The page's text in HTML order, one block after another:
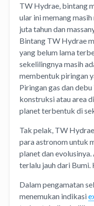
TW Hydrae, bintang
ular ini memang
juta tahun dan
Bintang TW Hydrae
yang belum lama
sekelilingnya masih
membentuk piringan
Piringan gas dan
konstruksi atau area
planet terbentuk di
Tak pelak, TW
para astronom untuk
planet dan
terlalu jauh dari Bumi.
Dalam pengamatan
menemukan indikasi